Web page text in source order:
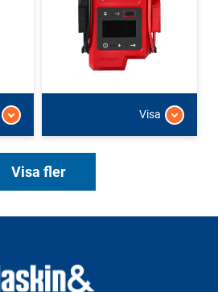
Visa
Visa fler